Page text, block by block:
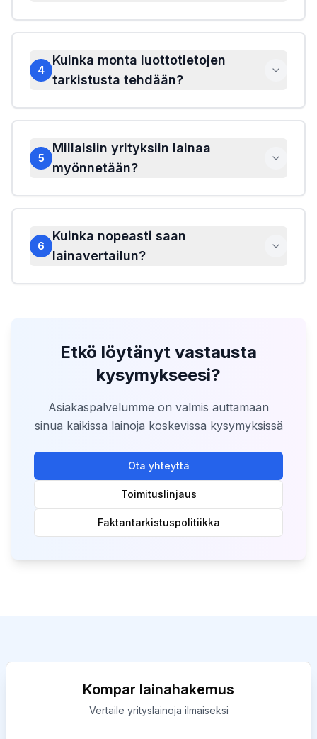
4
Kuinka monta luottotietojen
tarkistusta tehdään?
5
Millaisiin yrityksiin lainaa
myönnetään?
6
Kuinka nopeasti saan
lainavertailun?
Etkö löytänyt vastausta
kysymykseesi?
Asiakaspalvelumme on valmis auttamaan
sinua kaikissa lainoja koskevissa kysymyksissä
Ota yhteyttä
Toimituslinjaus
Faktantarkistuspolitiikka
Kompar lainahakemus
Vertaile yrityslainoja ilmaiseksi